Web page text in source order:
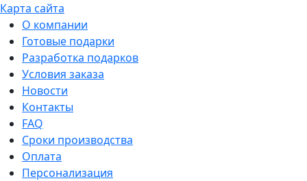
Карта сайта
О компании
Готовые подарки
Разработка подарков
Условия заказа
Новости
Контакты
FAQ
Сроки производства
Оплата
Персонализация